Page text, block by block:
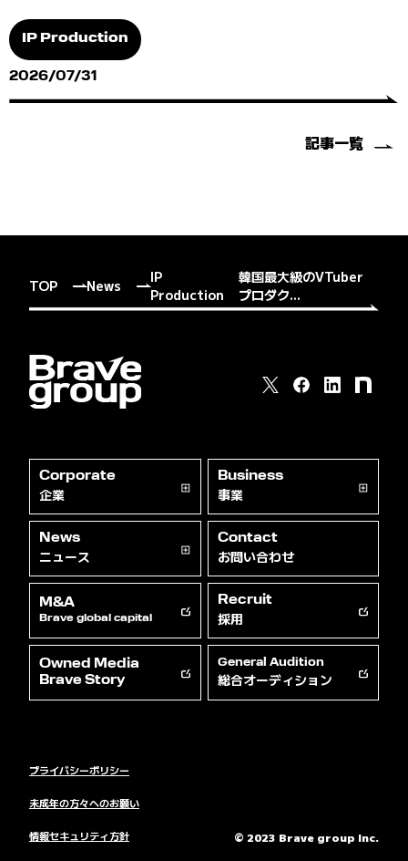
IP Production
2026/07/31
記事一覧
TOP News
IP
Production
韓国最大級のVTuber
プロダク...
Corporate
企業
Business
事業
News
ニュース
Contact
お問い合わせ
M&A
Brave global capital
Recruit
採用
Owned Media
Brave Story
General Audition
総合オーディション
© 2023 Brave group Inc.
プライバシーポリシー
未成年の方々へのお願い
情報セキュリティ方針